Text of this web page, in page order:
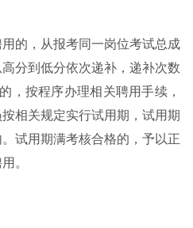
的，从报考同一岗位考试总成
分到低分依次递补，递补次数
，按程序办理相关聘用手续，
相关规定实行试用期，试用期
试用期满考核合格的，予以正
。